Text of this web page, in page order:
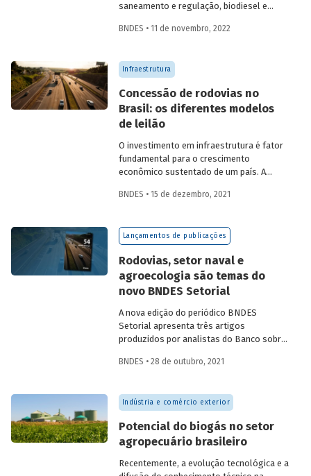
saneamento e regulação, biodiesel e
leasing de aeronaves no setor de
BNDES • 11 de novembro, 2022
Infraestrutura
Concessão de rodovias no
Brasil: os diferentes modelos
de leilão
O investimento em infraestrutura é fator
fundamental para o crescimento
econômico sustentado de um país. A
concessões rodoviárias começaram a ser
sem comprometer os investimentos no
setor. Saiba mais sobre os diferentes
concessões de rodovias realizadas no
país.
BNDES • 15 de dezembro, 2021
Lançamentos de publicações
Rodovias, setor naval e
agroecologia são temas do
novo BNDES Setorial
A nova edição do periódico BNDES
Setorial apresenta três artigos
produzidos por analistas do Banco sobre
agroecologia, importantes áreas do
sobre os artigos e confira a publicação
completa.
BNDES • 28 de outubro, 2021
Indústria e comércio exterior
Potencial do biogás no setor
agropecuário brasileiro
Recentemente, a evolução tecnológica e a